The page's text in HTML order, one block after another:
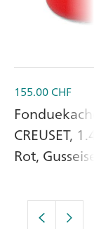
155.00CHF
CREUSET,
Rot,